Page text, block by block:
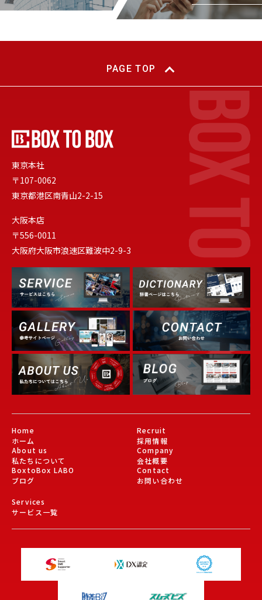
PAGE TOP
東京本社
〒107-0062
東京都港区南青山2-2-15
大阪本店
〒556-0011
大阪府大阪市浪速区難波中2-9-3
Service Dictionary
Gallery
About Us Blog
Home
ホーム
About us
私たちについて
BoxtoBox LABO
ブログ
Recruit
採用情報
Company
会社概要
Contact
お問い合わせ
Services
サービス一覧